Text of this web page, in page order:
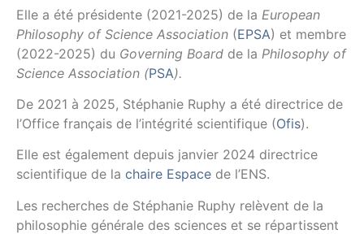
Elle a été présidente (2021-2025) de la European
Philosophy of Science Association (EPSA) et membre
(2022-2025) du Governing Board de la Philosophy of
Science Association (PSA).
De 2021 à 2025, Stéphanie Ruphy a été directrice de
l’Office français de l’intégrité scientifique (Ofis).
Elle est également depuis janvier 2024 directrice
scientifique de la chaire Espace de l’ENS.
Les recherches de Stéphanie Ruphy relèvent de la
philosophie générale des sciences et se répartissent